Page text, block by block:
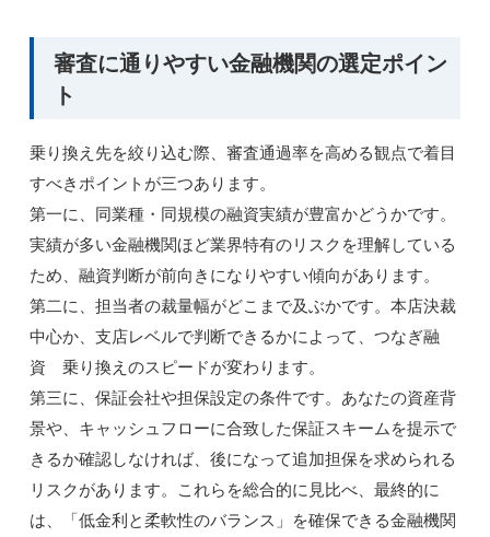
審査に通りやすい金融機関の選定ポイン
ト
乗り換え先を絞り込む際、審査通過率を高める観点で着目
すべきポイントが三つあります。
第一に、同業種・同規模の融資実績が豊富かどうかです。
実績が多い金融機関ほど業界特有のリスクを理解している
ため、融資判断が前向きになりやすい傾向があります。
第二に、担当者の裁量幅がどこまで及ぶかです。本店決裁
中心か、支店レベルで判断できるかによって、つなぎ融
資 乗り換えのスピードが変わります。
第三に、保証会社や担保設定の条件です。あなたの資産背
景や、キャッシュフローに合致した保証スキームを提示で
きるか確認しなければ、後になって追加担保を求められる
リスクがあります。これらを総合的に見比べ、最終的に
は、「低金利と柔軟性のバランス」を確保できる金融機関